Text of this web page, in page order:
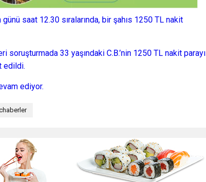
saat 12.30 sıralarında, bir şahıs 1250 TL nakit
33 yaşındaki C.B.’nin 1250 TL nakit parayı
edildi.
ediyor.